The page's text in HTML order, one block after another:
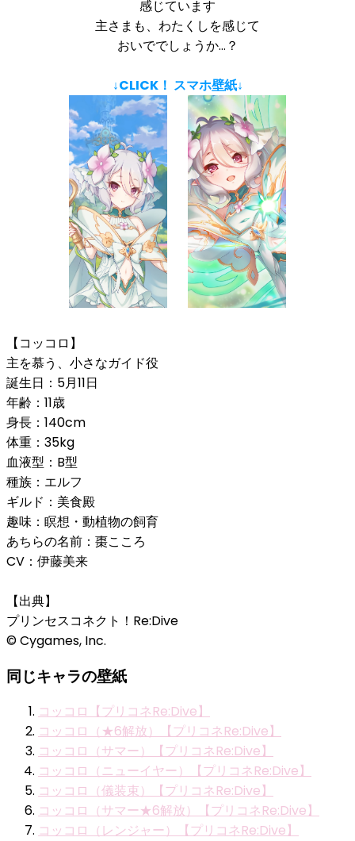
感じています
主さまも、わたくしを感じて
おいででしょうか…？
↓CLICK！ スマホ壁紙↓
【コッコロ】
主を慕う、小さなガイド役
誕生日：5月11日
年齢：11歳
身長：140cm
体重：35kg
血液型：B型
種族：エルフ
ギルド：美食殿
趣味：瞑想・動植物の飼育
あちらの名前：棗こころ
CV：伊藤美来
【出典】
プリンセスコネクト！Re:Dive
© Cygames, Inc.
同じキャラの壁紙
コッコロ【プリコネRe:Dive】
コッコロ（★6解放）【プリコネRe:Dive】
コッコロ（サマー）【プリコネRe:Dive】
コッコロ（ニューイヤー）【プリコネRe:Dive】
コッコロ（儀装束）【プリコネRe:Dive】
コッコロ（サマー★6解放）【プリコネRe:Dive】
コッコロ（レンジャー）【プリコネRe:Dive】